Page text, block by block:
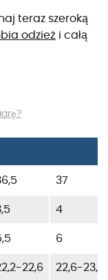
teraz szeroką
odzież i całą
37
4
6
22,6 22,6-23,1